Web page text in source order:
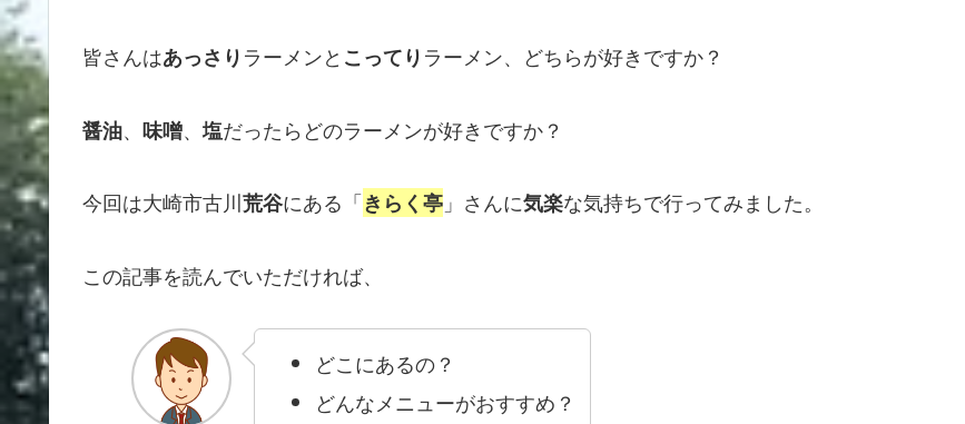
皆さんはあっさりラーメンと こってりラーメン、どちらが好きですか？
醤油、 味噌、塩だったらどのラーメンが好きですか？
今回は大崎市古川荒谷にある「きらく亭 」さんに気楽な気持ちで行ってみました。
この記事を読んでいただければ、
どこにあるの？
どんなメニューがおすすめ？